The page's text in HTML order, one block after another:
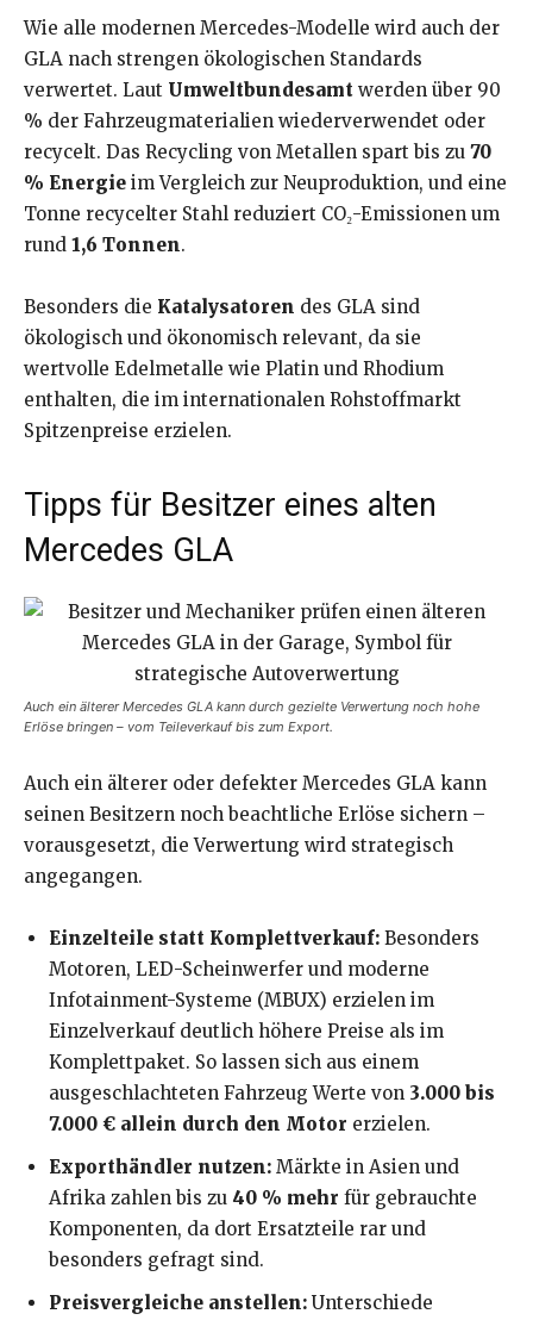
Wie alle modernen Mercedes-Modelle wird auch der
GLA nach strengen ökologischen Standards
verwertet. Laut Umweltbundesamt werden über 90
% der Fahrzeugmaterialien wiederverwendet oder
recycelt. Das Recycling von Metallen spart bis zu 70
% Energie im Vergleich zur Neuproduktion, und eine
Tonne recycelter Stahl reduziert CO₂-Emissionen um
rund 1,6 Tonnen.
Besonders die Katalysatoren des GLA sind
ökologisch und ökonomisch relevant, da sie
wertvolle Edelmetalle wie Platin und Rhodium
enthalten, die im internationalen Rohstoffmarkt
Spitzenpreise erzielen.
Tipps für Besitzer eines alten
Mercedes GLA
Auch ein älterer Mercedes GLA kann durch gezielte Verwertung noch hohe
Erlöse bringen – vom Teileverkauf bis zum Export.
Auch ein älterer oder defekter Mercedes GLA kann
seinen Besitzern noch beachtliche Erlöse sichern –
vorausgesetzt, die Verwertung wird strategisch
angegangen.
Einzelteile statt Komplettverkauf: Besonders
Motoren, LED-Scheinwerfer und moderne
Infotainment-Systeme (MBUX) erzielen im
Einzelverkauf deutlich höhere Preise als im
Komplettpaket. So lassen sich aus einem
ausgeschlachteten Fahrzeug Werte von 3.000 bis
7.000 € allein durch den Motor erzielen.
Exporthändler nutzen: Märkte in Asien und
Afrika zahlen bis zu 40 % mehr für gebrauchte
Komponenten, da dort Ersatzteile rar und
besonders gefragt sind.
Preisvergleiche anstellen: Unterschiede